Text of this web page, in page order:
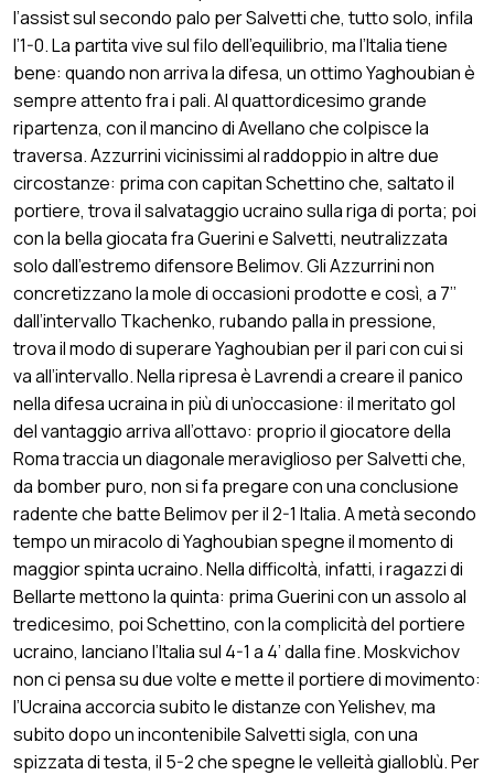
l’assist sul secondo palo per Salvetti che, tutto solo, infila
l’1-0. La partita vive sul filo dell’equilibrio, ma l’Italia tiene
bene: quando non arriva la difesa, un ottimo Yaghoubian è
sempre attento fra i pali. Al quattordicesimo grande
ripartenza, con il mancino di Avellano che colpisce la
traversa. Azzurrini vicinissimi al raddoppio in altre due
circostanze: prima con capitan Schettino che, saltato il
portiere, trova il salvataggio ucraino sulla riga di porta; poi
con la bella giocata fra Guerini e Salvetti, neutralizzata
solo dall’estremo difensore Belimov. Gli Azzurrini non
concretizzano la mole di occasioni prodotte e così, a 7’’
dall’intervallo Tkachenko, rubando palla in pressione,
trova il modo di superare Yaghoubian per il pari con cui si
va all’intervallo. Nella ripresa è Lavrendi a creare il panico
nella difesa ucraina in più di un’occasione: il meritato gol
del vantaggio arriva all’ottavo: proprio il giocatore della
Roma traccia un diagonale meraviglioso per Salvetti che,
da bomber puro, non si fa pregare con una conclusione
radente che batte Belimov per il 2-1 Italia. A metà secondo
tempo un miracolo di Yaghoubian spegne il momento di
maggior spinta ucraino. Nella difficoltà, infatti, i ragazzi di
Bellarte mettono la quinta: prima Guerini con un assolo al
tredicesimo, poi Schettino, con la complicità del portiere
ucraino, lanciano l’Italia sul 4-1 a 4’ dalla fine. Moskvichov
non ci pensa su due volte e mette il portiere di movimento:
l’Ucraina accorcia subito le distanze con Yelishev, ma
subito dopo un incontenibile Salvetti sigla, con una
spizzata di testa, il 5-2 che spegne le velleità gialloblù. Per